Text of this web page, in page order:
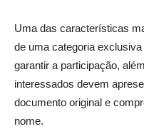
Uma das características
de uma categoria
garantir a participação,
interessados devem
documento original e
nome.